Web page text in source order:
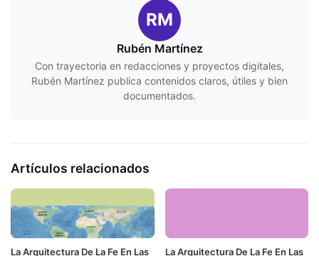
RM
Rubén Martínez
Con trayectoria en redacciones y proyectos digitales,
Rubén Martínez publica contenidos claros, útiles y bien
documentados.
Artículos relacionados
La Arquitectura De La Fe En Las
La Arquitectura De La Fe En Las